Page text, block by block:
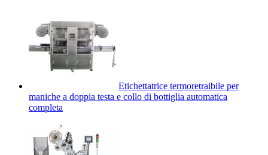
Etichettatrice termoretraibile per
maniche a doppia testa e collo di bottiglia automatica
completa